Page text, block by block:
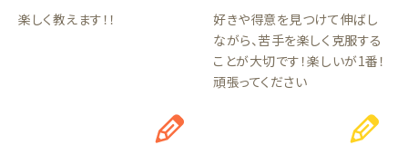
楽しく教えます！！
好きや得意を見つけて伸ばし
ながら、苦手を楽しく克服する
ことが大切です！楽しいが1番！
頑張ってください